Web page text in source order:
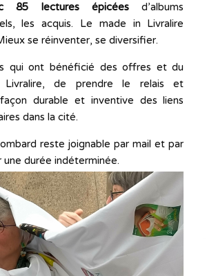
85 lectures épicées d’albums
les acquis. Le made in Livralire
se réinventer, se diversifier.
qui ont bénéficié des offres et du
Livralire, de prendre le relais et
durable et inventive des liens
dans la cité.
reste joignable par mail et par
durée indéterminée.